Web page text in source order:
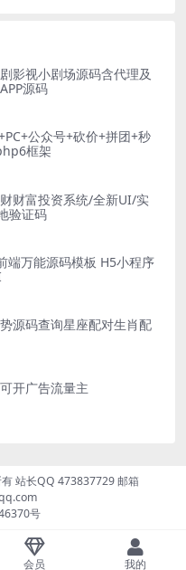
影视小剧场源码含代理及
源码
公众号+砍价+拼团+秒
框架
财富投资系统/全新UI/实
验证码
端万能源码模板 H5小程序
源码查询星座配对生肖配
开广告流量主
站长QQ 473837729 邮箱
号
会员 我的